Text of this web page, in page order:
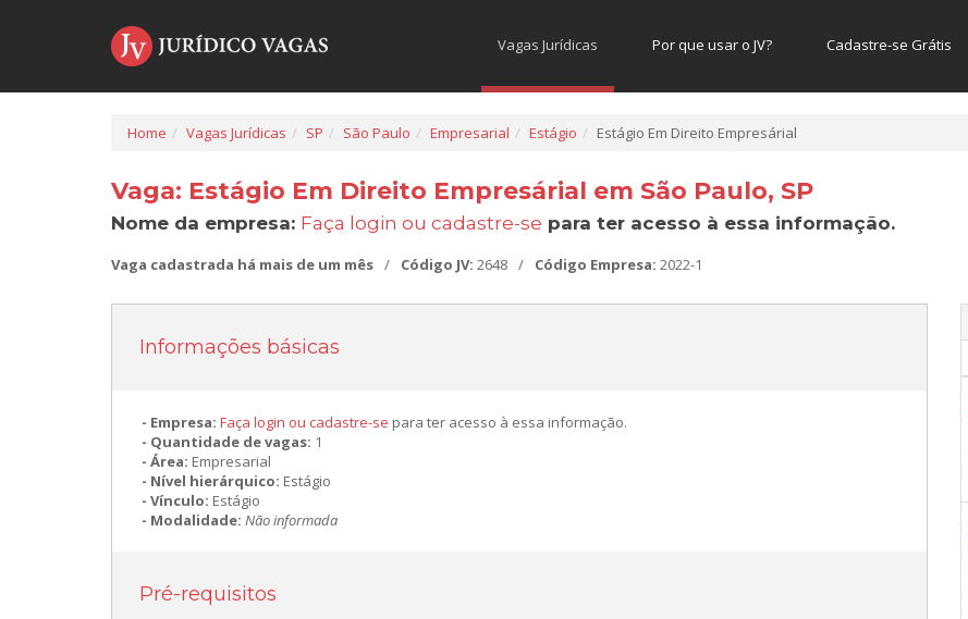
Vagas Jurídicas Por que usar o JV? Cadastre-se Grátis
Home Vagas Jurídicas SP São Paulo Empresarial Estágio Estágio Em Direito Empresárial
Vaga: Estágio Em Direito Empresárial em São Paulo, SP
Nome da empresa: Faça login ou cadastre-se para ter acesso à essa informação.
Vaga cadastrada há mais de um mês / Código JV: 2648 / Código Empresa: 2022-1
Informações básicas
Empresa: Faça login ou cadastre-se para ter acesso à essa informação.
Quantidade de vagas: 1
Área: Empresarial
Nível hierárquico: Estágio
Vínculo: Estágio
Modalidade: Não informada
Pré-requisitos